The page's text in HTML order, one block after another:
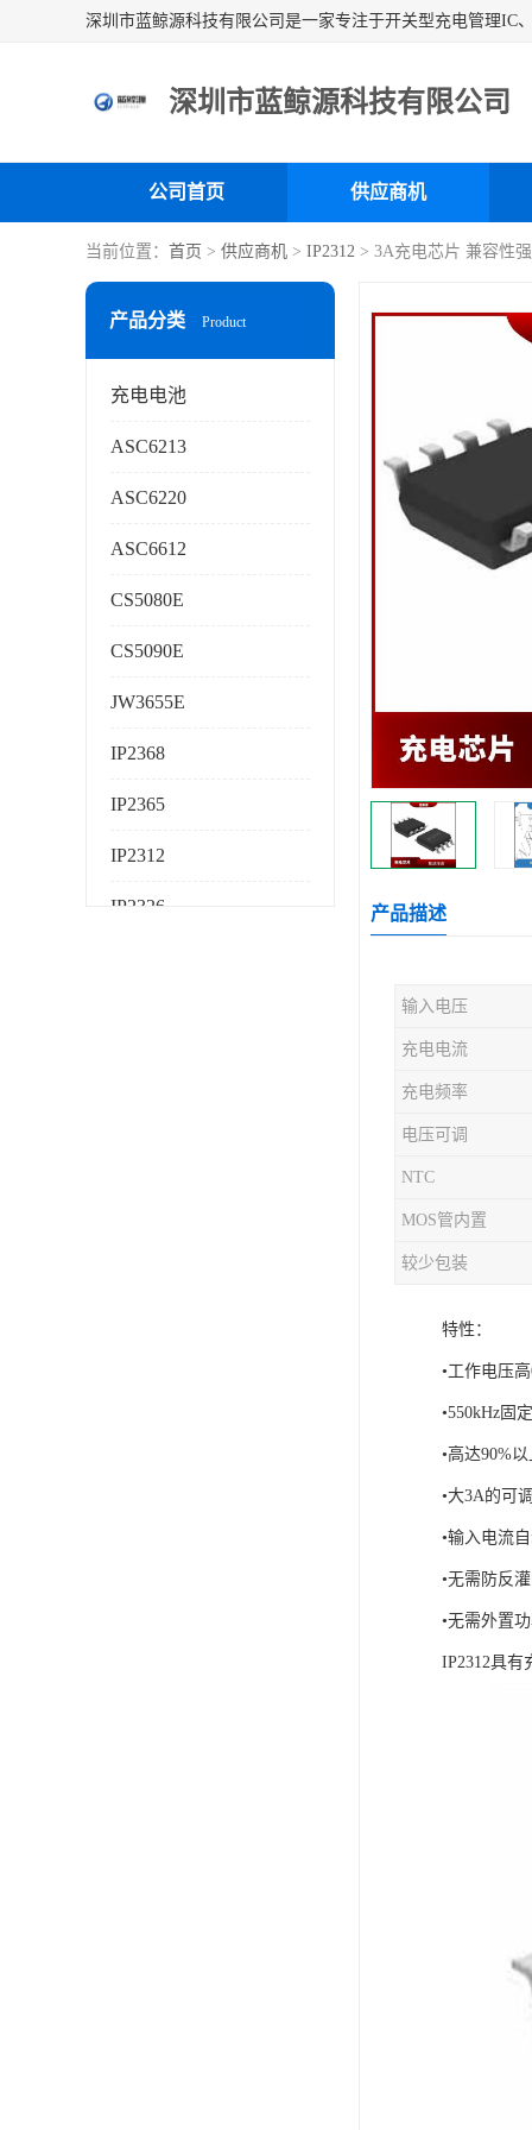
深圳市蓝鲸源科技有限公司
公司首页 供应商机
当前位置： 首页 > 供应商机 > IP2312 > 3A充电芯片 兼容性
产品分类 Product
充电电池
ASC6213
ASC6220
ASC6612
CS5080E
CS5090E
JW3655E
IP2368
IP2365
IP2312
IP2326 产品描述
输入电压
充电电流
充电频率
电压可调
NTC
MOS管内置
较少包装
特性：
•工作电压
•550kHz固
•高达90%
•大3A的可
•输入电流
•无需防反
•无需外置
IP2312具有